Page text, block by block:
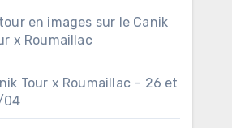
en images sur le Canik
x Roumaillac
Tour x Roumaillac – 26 et
04